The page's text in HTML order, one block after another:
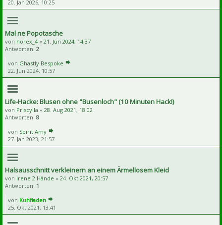
20. Jan 2026, 10:25
Mal ne Popotasche
von horex_4 « 21. Jun 2024, 14:37
Antworten: 2
von Ghastly Bespoke
22. Jun 2024, 10:57
Life-Hacke: Blusen ohne "Busenloch" (10 Minuten Hack!)
von Priscylla « 28. Aug 2021, 18:02
Antworten: 8
von Spirit Amy
27. Jan 2023, 21:57
Halsausschnitt verkleinern an einem Ärmellosem Kleid
von Irene 2 Hände « 24. Okt 2021, 20:57
Antworten: 1
von Kuhfladen
25. Okt 2021, 13:41